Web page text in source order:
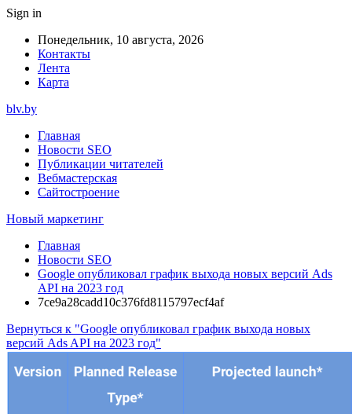
Sign in
Понедельник, 10 августа, 2026
Контакты
Лента
Карта
blv.by
Главная
Новости SEO
Публикации читателей
Вебмастерская
Сайтостроение
Новый маркетинг
Главная
Новости SEO
Google опубликовал график выхода новых версий Ads
API на 2023 год
7ce9a28cadd10c376fd8115797ecf4af
Вернуться к "Google опубликовал график выхода новых
версий Ads API на 2023 год"